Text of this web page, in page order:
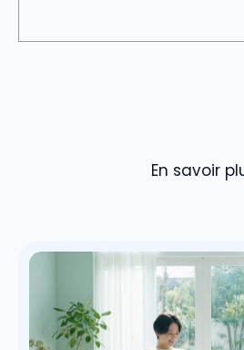
En savoir